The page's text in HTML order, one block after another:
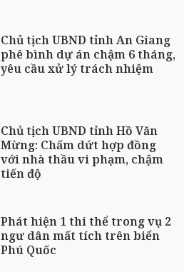
Chủ tịch UBND tỉnh An Giang
phê bình dự án chậm 6 tháng,
yêu cầu xử lý trách nhiệm
Chủ tịch UBND tỉnh Hồ Văn
Mừng: Chấm dứt hợp đồng
với nhà thầu vi phạm, chậm
tiến độ
Phát hiện 1 thi thể trong vụ 2
ngư dân mất tích trên biển
Phú Quốc